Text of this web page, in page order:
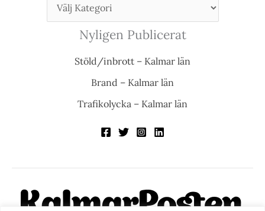
Nyligen Publicerat
Stöld/inbrott – Kalmar län
Brand – Kalmar län
Trafikolycka – Kalmar län